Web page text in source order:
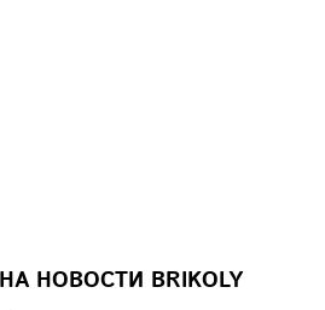
НОВОСТИ BRIKOLY